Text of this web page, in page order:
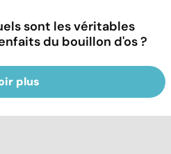
sont les véritables
du bouillon d'os ?
plus